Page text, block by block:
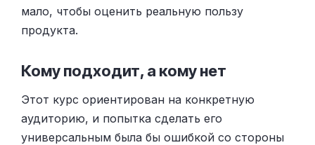
мало, чтобы оценить реальную пользу
продукта.
Кому подходит, а кому нет
Этот курс ориентирован на конкретную
аудиторию, и попытка сделать его
универсальным была бы ошибкой со стороны